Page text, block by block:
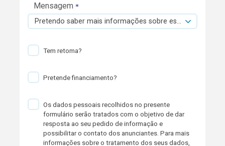
Mensagem
Pretendo saber mais informações sobre esta viatura.
Tem retoma?
Pretende financiamento?
Os dados pessoais recolhidos no presente
formulário serão tratados com o objetivo de dar
resposta ao seu pedido de informação e
possibilitar o contato dos anunciantes. Para mais
informações sobre o tratamento dos seus dados,